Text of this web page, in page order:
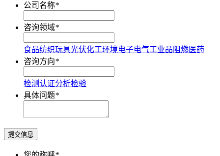
公司名称*
咨询领域*
食品纺织玩具光伏化工环境电子电气工业品 阻燃医药
咨询方向*
检测认证分析检验
具体问题*
提交信息